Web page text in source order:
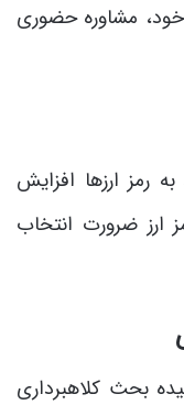
مشاوره حضوری
رمز ارزها افزایش
ارز ضرورت انتخاب
بحث کلاهبرداری